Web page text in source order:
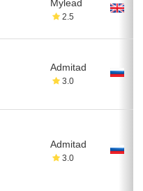
Mylead
2.5
Admitad
3.0
Admitad
3.0